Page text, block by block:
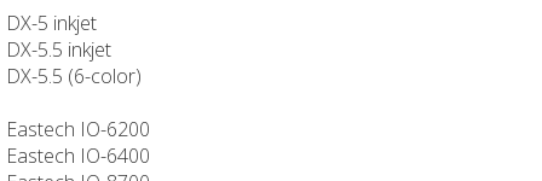
DX-5 inkjet
DX-5.5 inkjet
DX-5.5 (6-color)
Eastech IO-6200
Eastech IO-6400